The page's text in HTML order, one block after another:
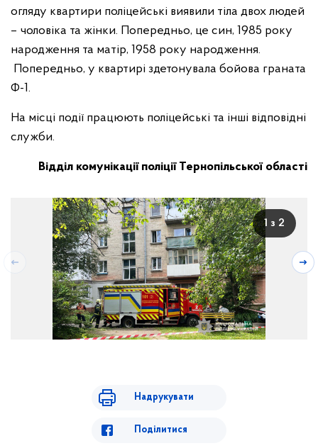
огляду квартири поліцейські виявили тіла двох людей
– чоловіка та жінки. Попередньо, це син, 1985 року
народження та матір, 1958 року народження.
Попередньо, у квартирі здетонувала бойова граната
Ф-1.
На місці події працюють поліцейські та інші відповідні
служби.
Відділ комунікації поліції Тернопільської області
1 з 2
Надрукувати
Поділитися